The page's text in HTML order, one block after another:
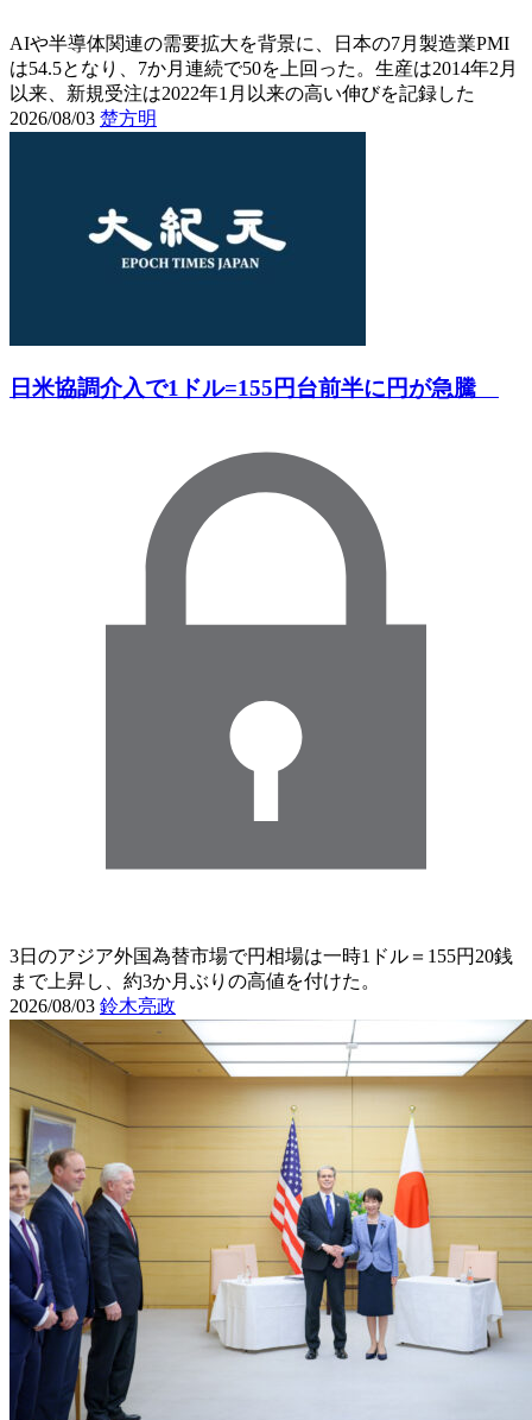
AIや半導体関連の需要拡大を背景に、日本の7月製造業PMI
は54.5となり、7か月連続で50を上回った。生産は2014年2月
以来、新規受注は2022年1月以来の高い伸びを記録した
2026/08/03 楚方明
日米協調介入で1ドル=155円台前半に円が急騰
3日のアジア外国為替市場で円相場は一時1ドル＝155円20銭
まで上昇し、約3か月ぶりの高値を付けた。
2026/08/03 鈴木亮政